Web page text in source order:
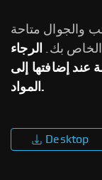
والجوال متاحة
الخاص بك. الرجاء
عند إضافتها إلى
المواد.
Desktop